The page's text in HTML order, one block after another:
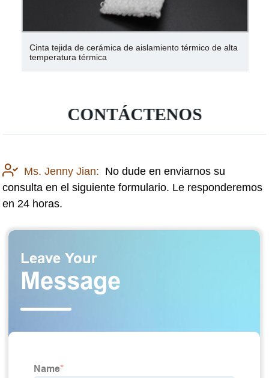
Cinta tejida de cerámica de aislamiento térmico de alta
temperatura térmica
CONTÁCTENOS
Ms. Jenny Jian: No dude en enviarnos su
consulta en el siguiente formulario. Le responderemos
en 24 horas.